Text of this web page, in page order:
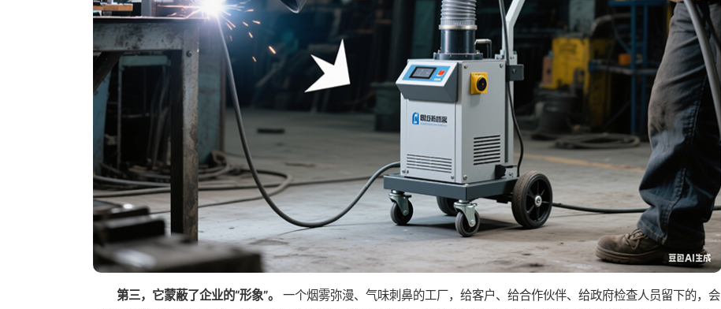
第三，它蒙蔽了企业的“形象”。
一个烟雾弥漫、气味刺鼻的工厂，给客户、给合作伙伴、给政府检查人员留下的，会